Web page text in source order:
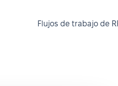
Flujos de trabajo de